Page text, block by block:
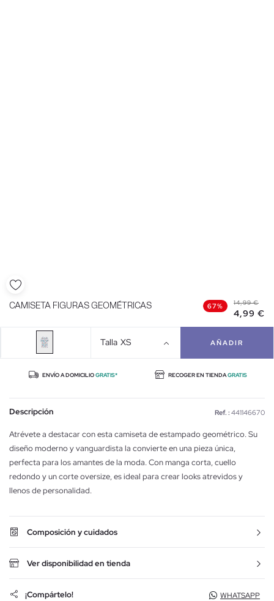
CAMISETA FIGURAS GEOMÉTRICAS 67% 14,99 €
4,99 €
Talla XS AÑADIR
ENVÍO A DOMICILIOGRATIS* RECOGER EN TIENDAGRATIS
Descripción Ref. : 441146670
Atrévete a destacar con esta camiseta de estampado geométrico. Su
diseño moderno y vanguardista la convierte en una pieza única,
perfecta para los amantes de la moda. Con manga corta, cuello
redondo y un corte oversize, es ideal para crear looks atrevidos y
llenos de personalidad.
Composición y cuidados
Ver disponibilidad en tienda
¡Compártelo! WHATSAPP